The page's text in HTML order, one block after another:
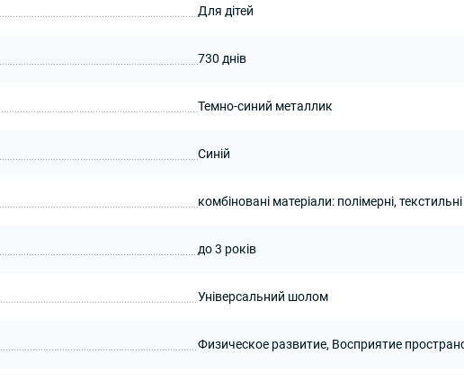
Для дітей
730 днів
Темно-синий металлик
Синій
комбіновані матеріали: полімерні,
до 3 років
Універсальний шолом
Физическое развитие, Восприятие